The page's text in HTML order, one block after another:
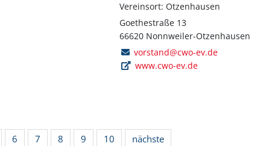
Vereinsort: Otzenhausen
Goethestraße 13
66620 Nonnweiler-Otzenhausen
vorstand@cwo-ev.de
www.cwo-ev.de
6 7 8 9 10 nächste